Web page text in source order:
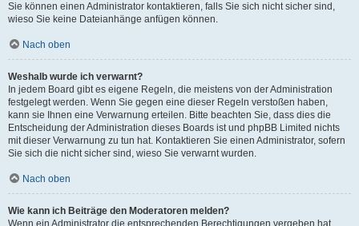
Sie können einen Administrator kontaktieren, falls Sie sich nicht sicher sind,
wieso Sie keine Dateianhänge anfügen können.
Nach oben
Weshalb wurde ich verwarnt?
In jedem Board gibt es eigene Regeln, die meistens von der Administration
festgelegt werden. Wenn Sie gegen eine dieser Regeln verstoßen haben,
kann sie Ihnen eine Verwarnung erteilen. Bitte beachten Sie, dass dies die
Entscheidung der Administration dieses Boards ist und phpBB Limited nichts
mit dieser Verwarnung zu tun hat. Kontaktieren Sie einen Administrator, sofern
Sie sich die nicht sicher sind, wieso Sie verwarnt wurden.
Nach oben
Wie kann ich Beiträge den Moderatoren melden?
Wenn ein Administrator die entsprechenden Berechtigungen vergeben hat,